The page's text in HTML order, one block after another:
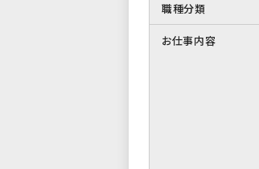
職種分類
お仕事内容